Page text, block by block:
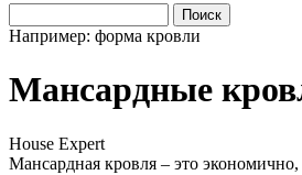
Например: форма кровли
Мансардные
House Expert
Мансардная кровля – это